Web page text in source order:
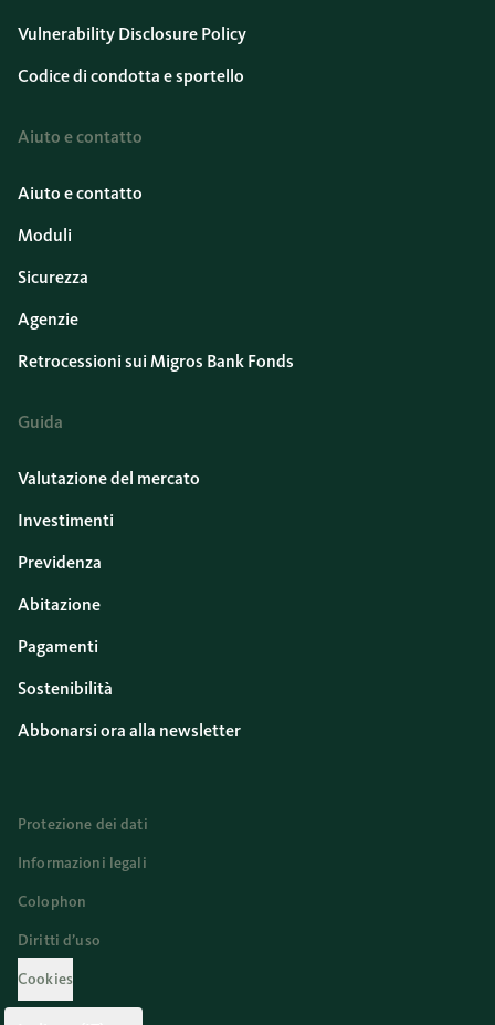
Vulnerability Disclosure Policy
Codice di condotta e sportello
Aiuto e contatto
Aiuto e contatto
Moduli
Sicurezza
Agenzie
Retrocessioni sui Migros Bank Fonds
Guida
Valutazione del mercato
Investimenti
Previdenza
Abitazione
Pagamenti
Sostenibilità
Abbonarsi ora alla newsletter
Protezione dei dati
Informazioni legali
Colophon
Diritti d’uso
Cookies